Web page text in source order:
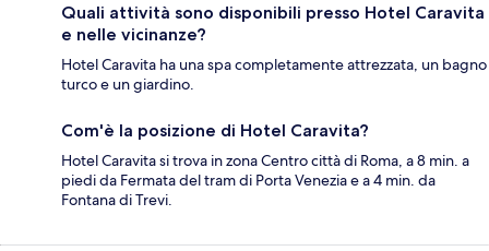
Quali attività sono disponibili presso Hotel Caravita
e nelle vicinanze?
Hotel Caravita ha una spa completamente attrezzata, un bagno
turco e un giardino.
Com'è la posizione di Hotel Caravita?
Hotel Caravita si trova in zona Centro città di Roma, a 8 min. a
piedi da Fermata del tram di Porta Venezia e a 4 min. da
Fontana di Trevi.